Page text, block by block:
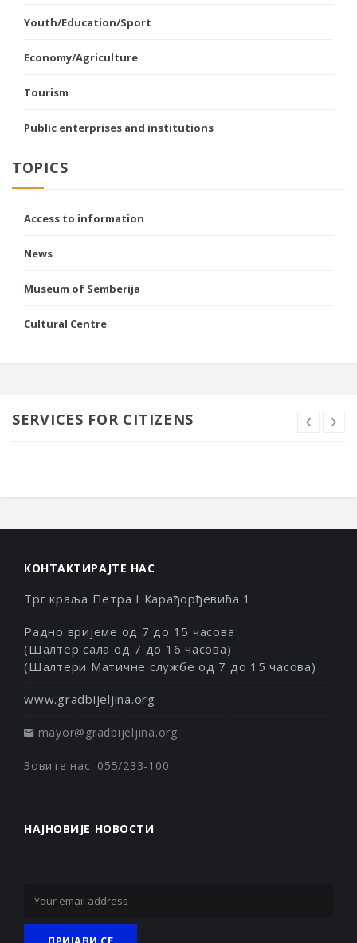
Youth/Education/Sport
Economy/Agriculture
Tourism
Public enterprises and institutions
TOPICS
Access to information
News
Museum of Semberija
Cultural Centre
SERVICES FOR CITIZENS
КОНТАКТИРАЈТЕ НАС
Трг краља Петра I Карађорђевића 1
Радно вријеме од 7 до 15 часова
(Шалтер сала од 7 до 16 часова)
(Шалтери Матичне службе од 7 до 15 часова)
www.gradbijeljina.org
mayor@gradbijeljina.org
Зовите нас: 055/233-100
НАЈНОВИЈЕ НОВОСТИ